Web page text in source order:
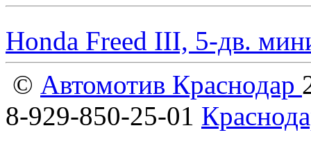
Honda Freed III, 5-дв.
© Автомотив Краснодар
8-929-850-25-01